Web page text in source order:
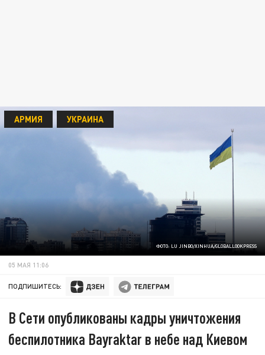
ФОТО: LU JINBO/XINHUA/GLOBALLOOKPRESS
АРМИЯ УКРАИНА
05 МАЯ 11:06
ПОДПИШИТЕСЬ:
В Сети опубликованы кадры уничтожения
беспилотника Bayraktar в небе над Киевом